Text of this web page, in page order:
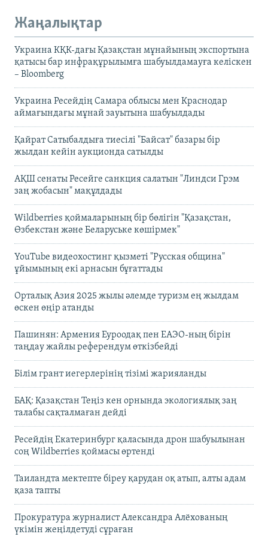
Жаңалықтар
Украина КҚК-дағы Қазақстан мұнайының экспортына
қатысы бар инфрақұрылымға шабуылдамауға келіскен
– Bloomberg
Украина Ресейдің Самара облысы мен Краснодар
аймағындағы мұнай зауытына шабуылдады
Қайрат Сатыбалдыға тиесілі "Байсат" базары бір
жылдан кейін аукционда сатылды
АҚШ сенаты Ресейге санкция салатын "Линдси Грэм
заң жобасын" мақұлдады
Wildberries қоймаларының бір бөлігін "Қазақстан,
Өзбекстан және Беларуське көшірмек"
YouTube видеохостинг қызметі "Русская община"
ұйымының екі арнасын бұғаттады
Орталық Азия 2025 жылы әлемде туризм ең жылдам
өскен өңір атанды
Пашинян: Армения Еуроодақ пен ЕАЭО-ның бірін
таңдау жайлы референдум өткізбейді
Білім грант иегерлерінің тізімі жарияланды
БАҚ: Қазақстан Теңіз кен орнында экологиялық заң
талабы сақталмаған дейді
Ресейдің Екатеринбург қаласында дрон шабуылынан
соң Wildberries қоймасы өртенді
Таиландта мектепте біреу қарудан оқ атып, алты адам
қаза тапты
Прокуратура журналист Александра Алёхованың
үкімін жеңілдетуді сұраған